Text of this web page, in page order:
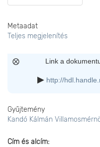
Metaadat
Teljes megjelenítés
Link a
http://
Gyűjtemény
Kandó Kálmán
Cím és alcím